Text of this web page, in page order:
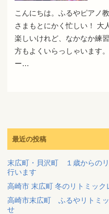
こんにちは。ふるやピアノ
さまもとにかく忙しい！ 大
楽しいけれど、なかなか練
方もよくいらっしゃいます
ー…
最近の投稿
末広町・貝沢町 １歳からの
行います
高崎市 末広町 冬のリトミック
高崎市末広町 ふるやリトミ
せ